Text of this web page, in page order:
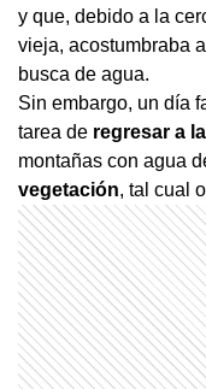
y que, debido a la
vieja, acostumbraba
busca de agua.
Sin embargo, un día
tarea de regresar a
montañas con agua
vegetación, tal cual